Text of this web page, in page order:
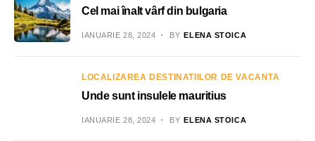
Cel mai înalt vârf din bulgaria
IANUARIE 28, 2024 BY ELENA STOICA
LOCALIZAREA DESTINATIILOR DE VACANTA
Unde sunt insulele mauritius
IANUARIE 28, 2024 BY ELENA STOICA